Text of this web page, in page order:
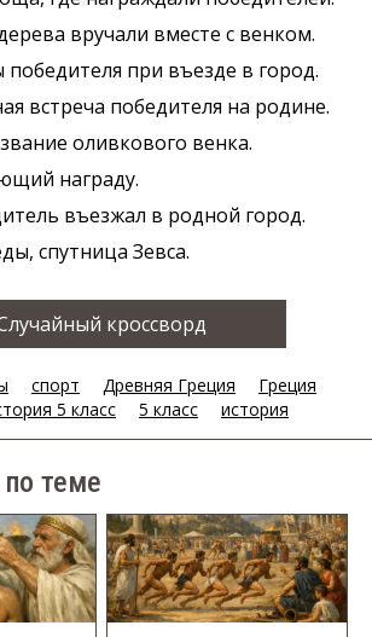
вручали вместе с венком.
при въезде в город.
встреча победителя на родине.
оливкового венка.
награду.
въезжал в родной город.
спутница Зевса.
кроссворд
спорт Древняя Греция
Греция
5 класс 5 класс история
теме